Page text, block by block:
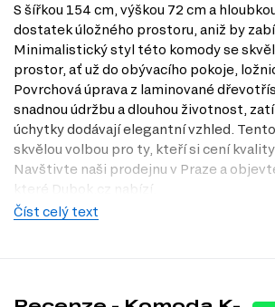
S šířkou 154 cm, výškou 72 cm a
dostatek úložného prostoru, aniž by
Minimalistický styl této komody se
prostor, ať už do obývacího pokoje,
Povrchová úprava z laminované
snadnou údržbu a dlouhou životnost,
úchytky dodávají elegantní vzhled.
skvělou volbou pro ty, kteří si cení
Navštivte naši prodejnu v Praze a
které Dubok.cz nabízí.
Dostupné modifikace produktu
Bílá
Číst celý text